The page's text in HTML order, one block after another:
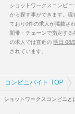
ショットワークスコンビ
から探す事ができます。
ており0件の求人が掲載さ
間帯・チェーンで指定す
の求人では直近の 明日 08/
されています。
コンビニバイト TOP
ショットワークスコンビニと